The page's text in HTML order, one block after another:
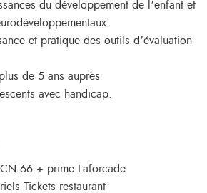
du développement de l’enfant et
et pratique des outils d’évaluation
de 5 ans auprès
avec handicap.
66 + prime Laforcade
Tickets restaurant